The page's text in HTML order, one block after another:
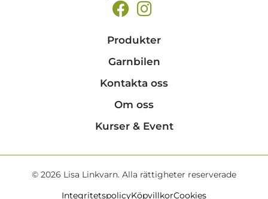
Produkter
Garnbilen
Kontakta oss
Om oss
Kurser & Event
© 2026 Lisa Linkvarn. Alla rättigheter reserverade
IntegritetspolicyKöpvillkorCookies